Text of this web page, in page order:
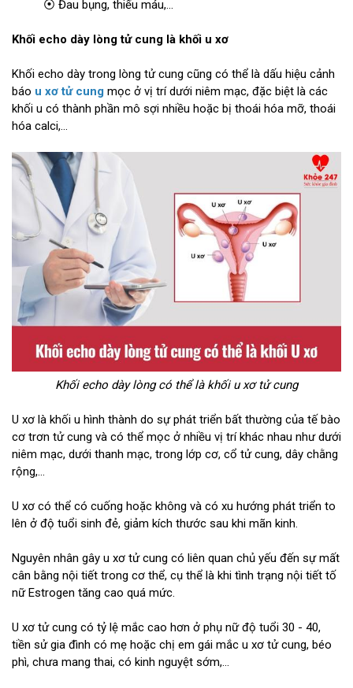
⦿ Đau bụng, thiếu máu,...
Khối echo dày lòng tử cung là khối u xơ
Khối echo dày trong lòng tử cung cũng có thể là dấu hiệu cảnh
báo u xơ tử cung mọc ở vị trí dưới niêm mạc, đặc biệt là các
khối u có thành phần mô sợi nhiều hoặc bị thoái hóa mỡ, thoái
hóa calci,...
Khối echo dày lòng có thể là khối u xơ tử cung
U xơ là khối u hình thành do sự phát triển bất thường của tế bào
cơ trơn tử cung và có thể mọc ở nhiều vị trí khác nhau như dưới
niêm mạc, dưới thanh mạc, trong lớp cơ, cổ tử cung, dây chằng
rộng,...
U xơ có thể có cuống hoặc không và có xu hướng phát triển to
lên ở độ tuổi sinh đẻ, giảm kích thước sau khi mãn kinh.
Nguyên nhân gây u xơ tử cung có liên quan chủ yếu đến sự mất
cân bằng nội tiết trong cơ thể, cụ thể là khi tình trạng nội tiết tố
nữ Estrogen tăng cao quá mức.
U xơ tử cung có tỷ lệ mắc cao hơn ở phụ nữ độ tuổi 30 - 40,
tiền sử gia đình có mẹ hoặc chị em gái mắc u xơ tử cung, béo
phì, chưa mang thai, có kinh nguyệt sớm,...